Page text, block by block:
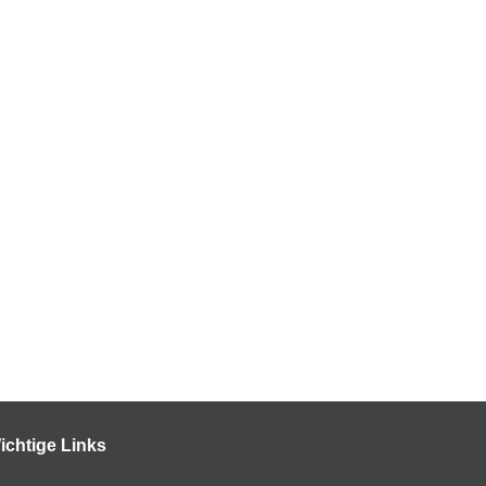
Links